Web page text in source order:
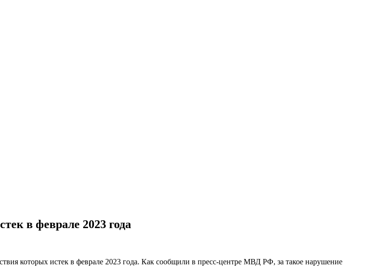
в феврале 2023 года
которых истек в феврале 2023 года. Как сообщили в пресс-центре МВД РФ, за такое нарушение